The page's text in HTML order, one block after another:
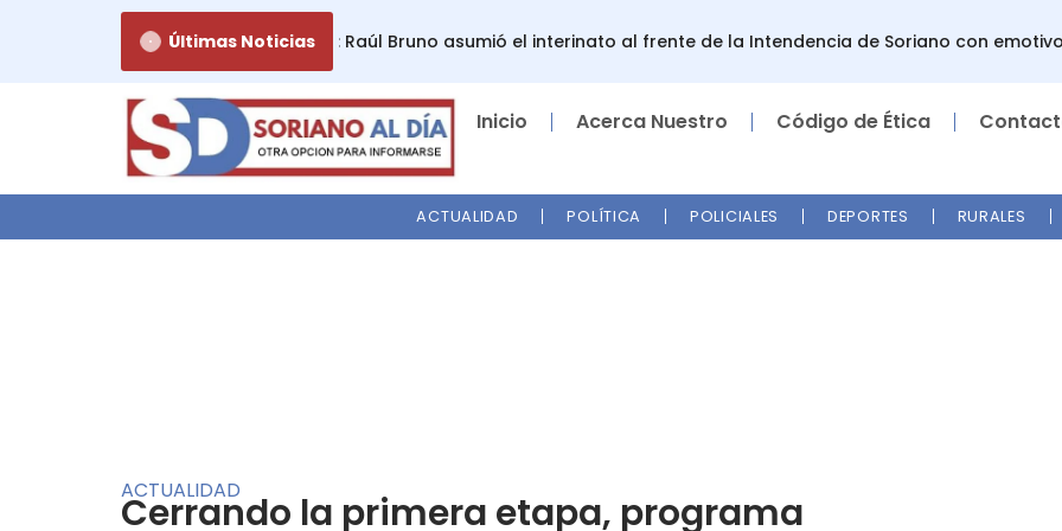
Últimas Noticias
deja la vara muy alta»: Raúl Bruno asumió el interinato al frente de la Intendencia de Soriano con emotivo
Inicio Acerca Nuestro Código de Ética
ACTUALIDAD POLÍTICA POLICIALES DEPORTES RURALES
ACTUALIDAD
Cerrando la primera etapa, programa